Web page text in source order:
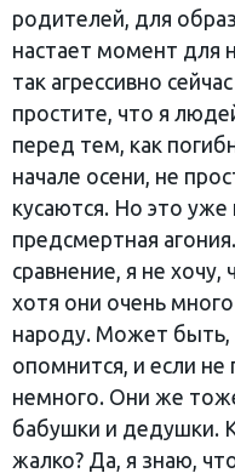
родителей, для
настает момент для
так агрессивно
простите, что я
перед тем, как
начале осени, не
кусаются. Но это уже
предсмертная
сравнение, я не
хотя они очень
народу. Может быть,
опомнится, и если не
немного. Они же
бабушки и дедушки.
жалко? Да, я знаю,